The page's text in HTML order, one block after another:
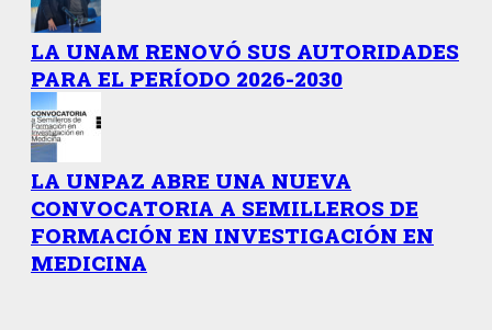
LA UNAM RENOVÓ SUS AUTORIDADES
PARA EL PERÍODO 2026-2030
LA UNPAZ ABRE UNA NUEVA
CONVOCATORIA A SEMILLEROS DE
FORMACIÓN EN INVESTIGACIÓN EN
MEDICINA